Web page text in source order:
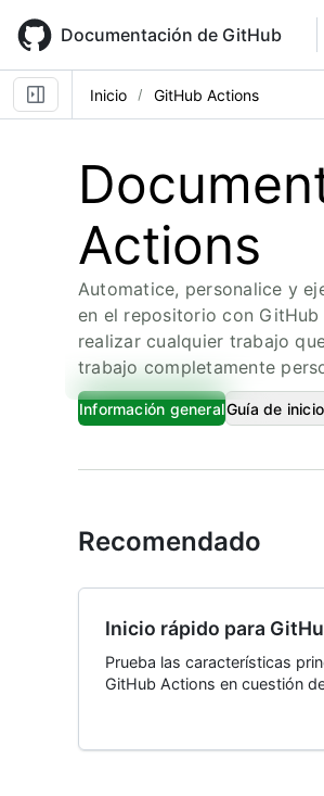
main
content
Documentación de GitHub
Inicio GitHub Actions
Actions
Automatice, personalice y
en el repositorio con
realizar cualquier trabajo
trabajo completamente
Información generalGuía de
Recomendado
Inicio rápido para
Prueba las características
GitHub Actions en cuestión